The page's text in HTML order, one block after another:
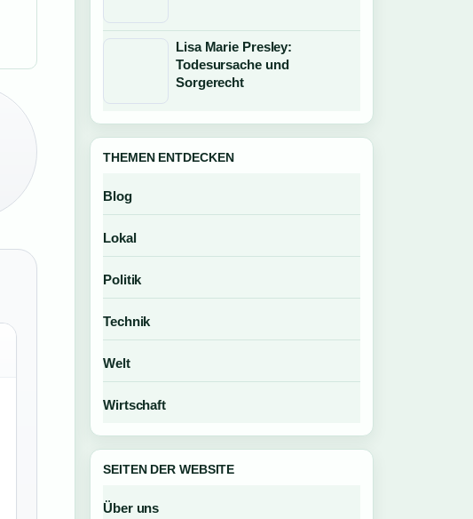
Lisa Marie Presley:
Todesursache und
Sorgerecht
THEMEN ENTDECKEN
Blog
Lokal
Politik
Technik
Welt
Wirtschaft
SEITEN DER WEBSITE
Über uns